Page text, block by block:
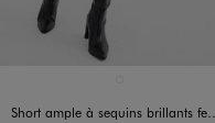
Short ample à sequins brillants femme